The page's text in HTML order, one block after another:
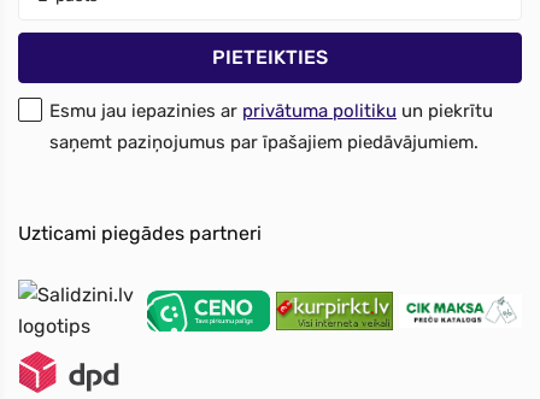
Esmu jau iepazinies ar privātuma politiku un piekrītu
saņemt paziņojumus par īpašajiem piedāvājumiem.
Uzticami piegādes partneri